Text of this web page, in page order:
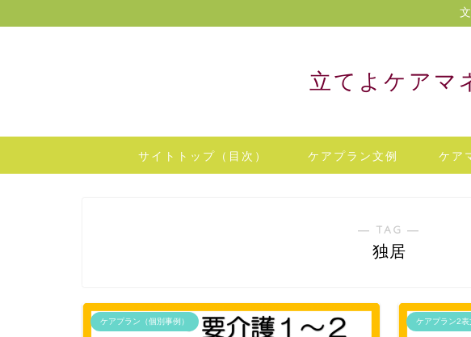
立てよケアマ
サイトトップ（目次） ケアプラン文例 ケア
― TAG ―
独居
ケアプラン（個別事例） ケアプラン2表